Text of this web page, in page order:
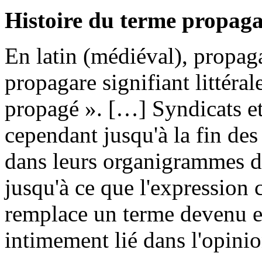
Histoire du terme
En latin (médiéval),
propagare signifiant
propagé ». […] Syndicats
cependant jusqu'à la fin
dans leurs organigrammes
jusqu'à ce que l'expression
remplace un terme devenu
intimement lié dans